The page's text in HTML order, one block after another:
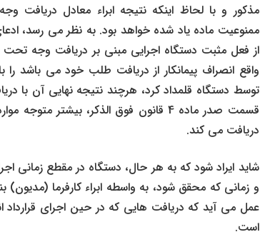
مذکور و با لحاظ اینکه نتیجه ابراء معادل
ممنوعیت ماده یاد شده خواهد بود. به نظر می ‌رسد،
از فعل مثبت دستگاه اجرایی مبنی بر دریافت وجه تحت
واقع انصراف پیمانکار از دریافت طلب خود می ‌باشد
توسط دستگاه قلمداد کرد، هرچند نتیجه نهایی آن با
قسمت صدر ماده 4 قانون فوق ‌الذکر،
دریافت می ‌کند.
شاید ایراد شود که به هر حال، دستگاه در مقطع زمانی
و زمانی که محقق شود، به واسطه ابراء کارفرما
است.